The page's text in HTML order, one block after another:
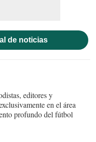
de noticias
editores y
en el área
profundo del fútbol